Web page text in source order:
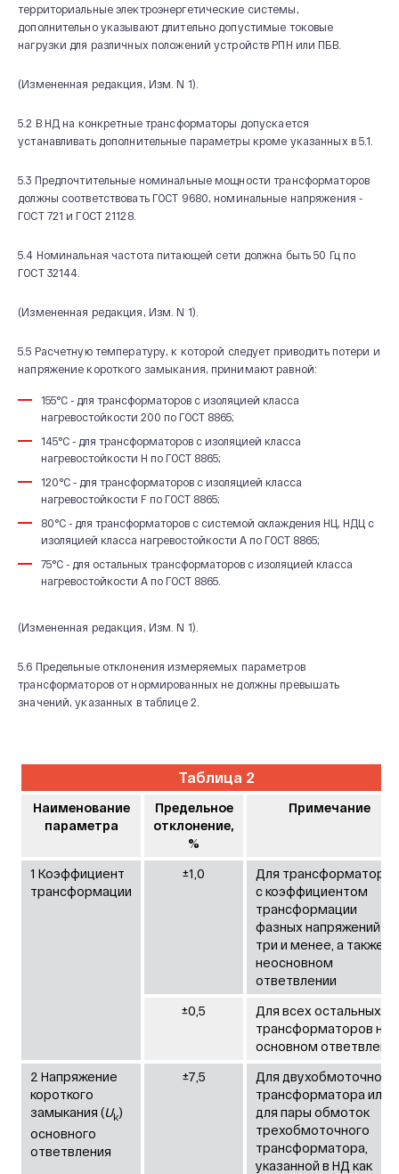
территориальные электроэнергетические системы,
дополнительно указывают длительно допустимые токовые
нагрузки для различных положений устройств РПН или ПБВ.
(Измененная редакция, Изм. N 1).
5.2 В НД на конкретные трансформаторы допускается
устанавливать дополнительные параметры кроме указанных в 5.1.
5.3 Предпочтительные номинальные мощности трансформаторов
должны соответствовать ГОСТ 9680, номинальные напряжения -
ГОСТ 721 и ГОСТ 21128.
5.4 Номинальная частота питающей сети должна быть 50 Гц по
ГОСТ 32144.
(Измененная редакция, Изм. N 1).
5.5 Расчетную температуру, к которой следует приводить потери и
напряжение короткого замыкания, принимают равной:
155°С - для трансформаторов с изоляцией класса
нагревостойкости 200 по ГОСТ 8865;
145°С - для трансформаторов с изоляцией класса
нагревостойкости Н по ГОСТ 8865;
120°С - для трансформаторов с изоляцией класса
нагревостойкости F по ГОСТ 8865;
80°С - для трансформаторов с системой охлаждения НЦ, НДЦ с
изоляцией класса нагревостойкости А по ГОСТ 8865;
75°С - для остальных трансформаторов с изоляцией класса
нагревостойкости А по ГОСТ 8865.
(Измененная редакция, Изм. N 1).
5.6 Предельные отклонения измеряемых параметров
трансформаторов от нормированных не должны превышать
значений, указанных в таблице 2.
Таблица 2
Наименование
параметра
Предельное
отклонение,
%
Примечание
1 Коэффициент
трансформации
±1,0
Для
с коэффициентом
трансформации
фазных напряжений
три и менее, а также
неосновном
ответвлении
±0,5
Для всех остальных
трансформаторов на
основном
2 Напряжение
короткого
замыкания (Uk)
основного
ответвления
±7,5
Для двухобмоточного
трансформатора или
для пары обмоток
трехобмоточного
трансформатора,
указанной в НД как